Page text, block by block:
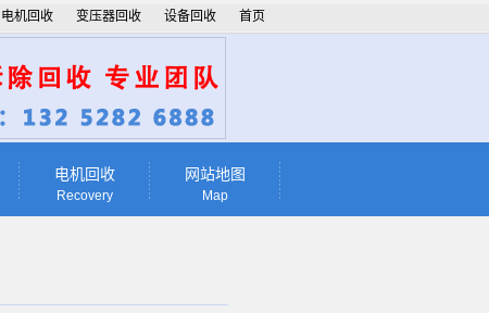
首页
设备回收
变压器回收
电机回收
电机回收
Recovery
网站地图
Map